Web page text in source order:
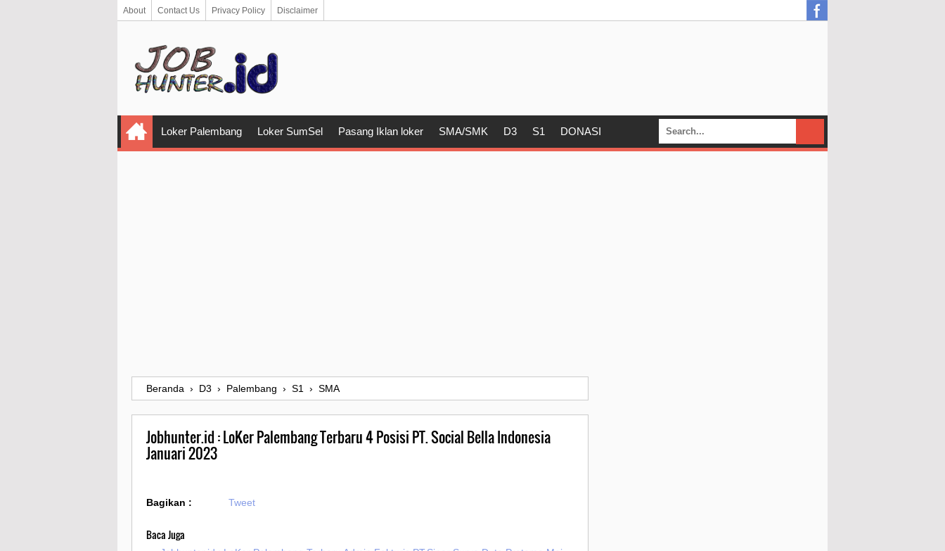
About Contact Us Privacy Policy Disclaimer
Loker Palembang Loker SumSel Pasang Iklan loker SMA/SMK D3 S1 DONASI
Beranda › D3 › Palembang › S1 › SMA
Jobhunter.id : LoKer Palembang Terbaru 4 Posisi PT. Social Bella Indonesia
Januari 2023
Bagikan : Tweet
Baca Juga